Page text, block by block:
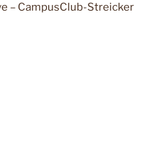
– CampusClub-Streicker